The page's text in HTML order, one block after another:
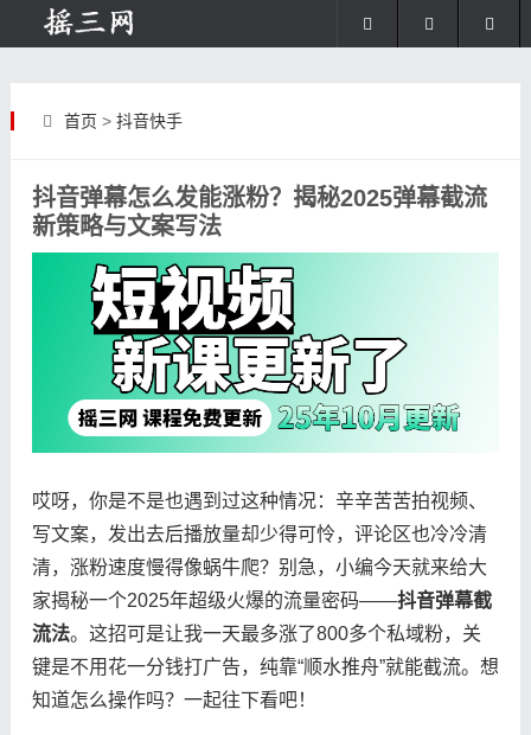
首页 > 抖音快手
抖音弹幕怎么发能涨粉？揭秘2025弹幕截流
新策略与文案写法
哎呀，你是不是也遇到过这种情况：辛辛苦苦拍视频、
写文案，发出去后播放量却少得可怜，评论区也冷冷清
清，涨粉速度慢得像蜗牛爬？别急，小编今天就来给大
家揭秘一个2025年超级火爆的流量密码——​​抖音弹幕截
流法​​。这招可是让我一天最多涨了800多个私域粉，关
键是不用花一分钱打广告，纯靠“顺水推舟”就能截流。想
知道怎么操作吗？一起往下看吧！